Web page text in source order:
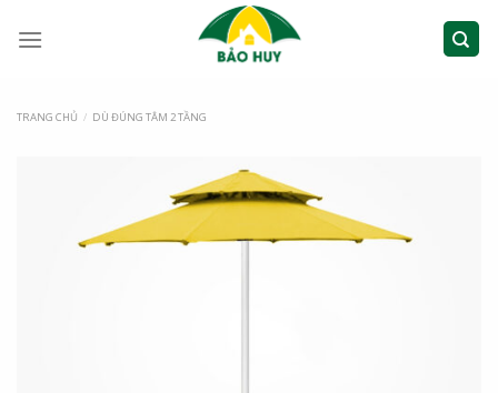
TRANG CHỦ / DÙ ĐÚNG TÂM 2 TẦNG